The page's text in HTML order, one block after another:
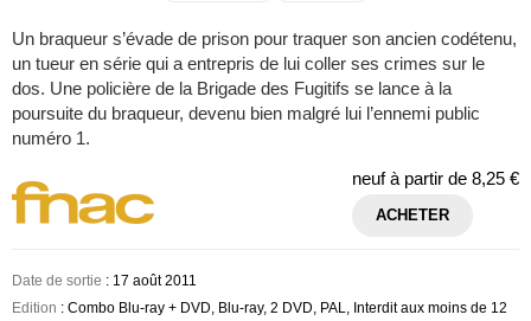
Un braqueur s’évade de prison pour traquer son ancien codétenu,
un tueur en série qui a entrepris de lui coller ses crimes sur le
dos. Une policière de la Brigade des Fugitifs se lance à la
poursuite du braqueur, devenu bien malgré lui l’ennemi public
numéro 1.
neuf à partir de 8,25 €
ACHETER
Date de sortie : 17 août 2011
Edition : Combo Blu-ray + DVD, Blu-ray, 2 DVD, PAL, Interdit aux moins de 12